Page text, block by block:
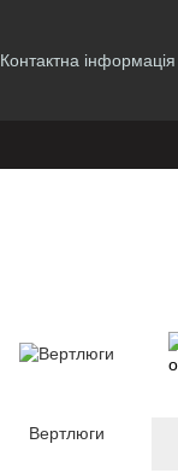
Контактна інформація
Вертлюги